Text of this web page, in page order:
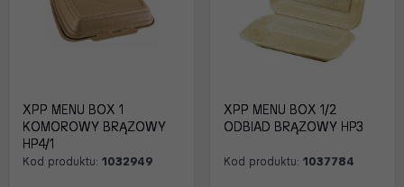
XPP MENU BOX 1
KOMOROWY BRĄZOWY
HP4/1
Kod produktu: 1032949
XPP MENU BOX 1/2
ODBIAD BRĄZOWY HP3
Kod produktu: 1037784